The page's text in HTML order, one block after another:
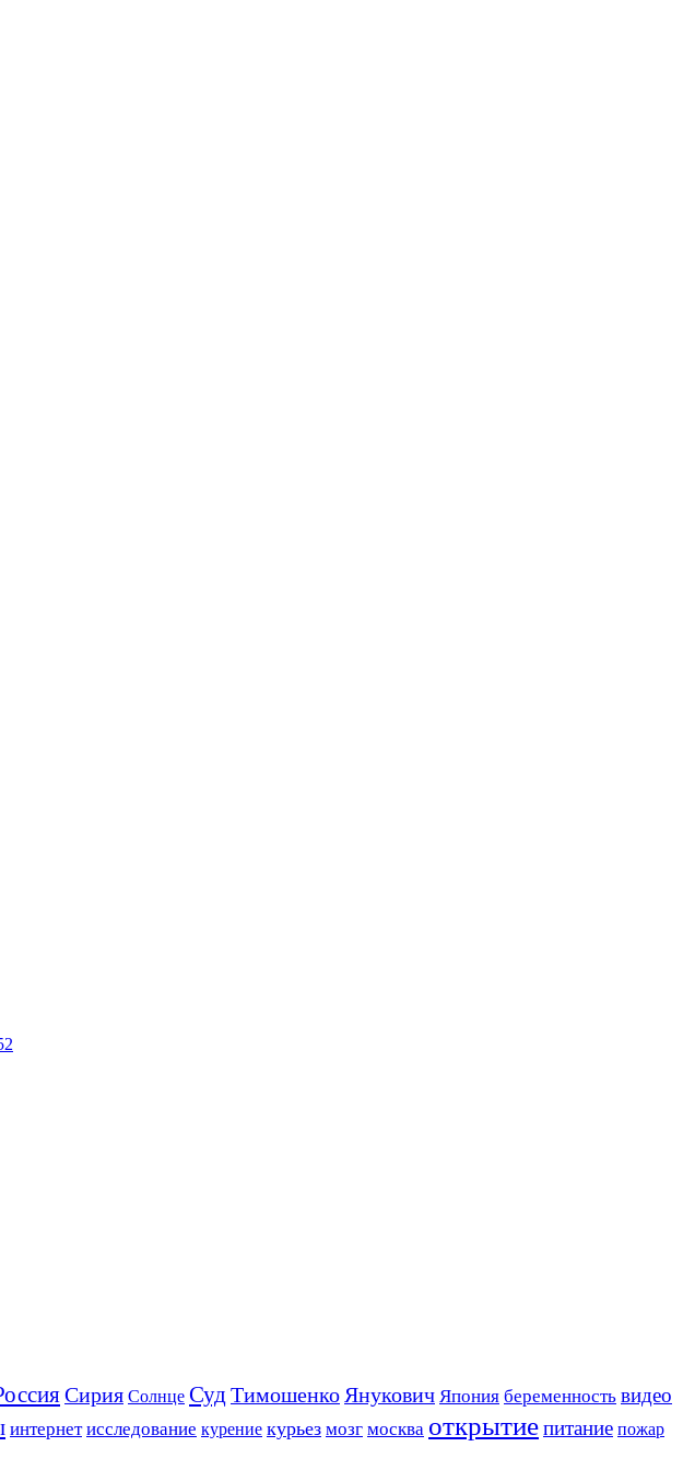
Сирия Солнце Суд Тимошенко Янукович Япония беременность видео
интернет исследование курение курьез мозг москва открытиепитание пожар